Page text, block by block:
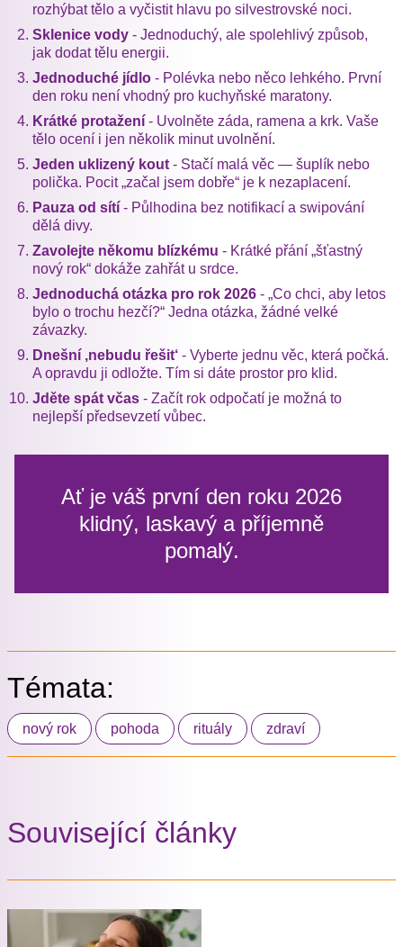
rozhýbat tělo a vyčistit hlavu po silvestrovské noci.
Sklenice vody - Jednoduchý, ale spolehlivý způsob,
jak dodat tělu energii.
Jednoduché jídlo - Polévka nebo něco lehkého. První
den roku není vhodný pro kuchyňské maratony.
Krátké protažení - Uvolněte záda, ramena a krk. Vaše
tělo ocení i jen několik minut uvolnění.
Jeden uklizený kout - Stačí malá věc — šuplík nebo
polička. Pocit „začal jsem dobře“ je k nezaplacení.
Pauza od sítí - Půlhodina bez notifikací a swipování
dělá divy.
Zavolejte někomu blízkému - Krátké přání „šťastný
nový rok“ dokáže zahřát u srdce.
Jednoduchá otázka pro rok 2026 - „Co chci, aby letos
bylo o trochu hezčí?“ Jedna otázka, žádné velké
závazky.
Dnešní ‚nebudu řešit‘ - Vyberte jednu věc, která počká.
A opravdu ji odložte. Tím si dáte prostor pro klid.
Jděte spát včas - Začít rok odpočatí je možná to
nejlepší předsevzetí vůbec.
Ať je váš první den roku 2026
klidný, laskavý a příjemně
pomalý.
Témata:
nový rok pohoda rituály zdraví
Související články